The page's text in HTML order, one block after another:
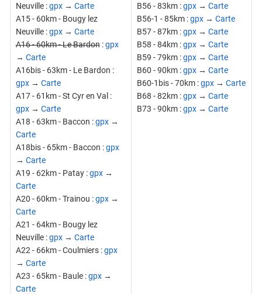
Neuville :gpx→ Carte
A15 - 60km - Bougy lez
Neuville :gpx→ Carte
A16 - 60km - Le Bardon:gpx
→ Carte
A16bis - 63km - Le Bardon :
gpx→ Carte
A17 - 61km - St Cyr en Val :
gpx→ Carte
A18 - 63km - Baccon :gpx→
Carte
A18bis - 65km - Baccon :gpx
→ Carte
A19 - 62km - Patay :gpx→
Carte
A20 - 60km - Trainou :gpx→
Carte
A21 - 64km - Bougy lez
Neuville :gpx→ Carte
A22 - 66km - Coulmiers :gpx
→ Carte
A23 - 65km - Baule :gpx→
Carte
B56 - 83km :gpx→ Carte
B56-1 - 85km :gpx→ Carte
B57 - 87km :gpx→ Carte
B58 - 84km :gpx→ Carte
B59 - 79km :gpx→ Carte
B60 - 90km :gpx→ Carte
B60-1bis - 70km :gpx→ Carte
B68 - 82km :gpx→ Carte
B73 - 90km :gpx→ Carte